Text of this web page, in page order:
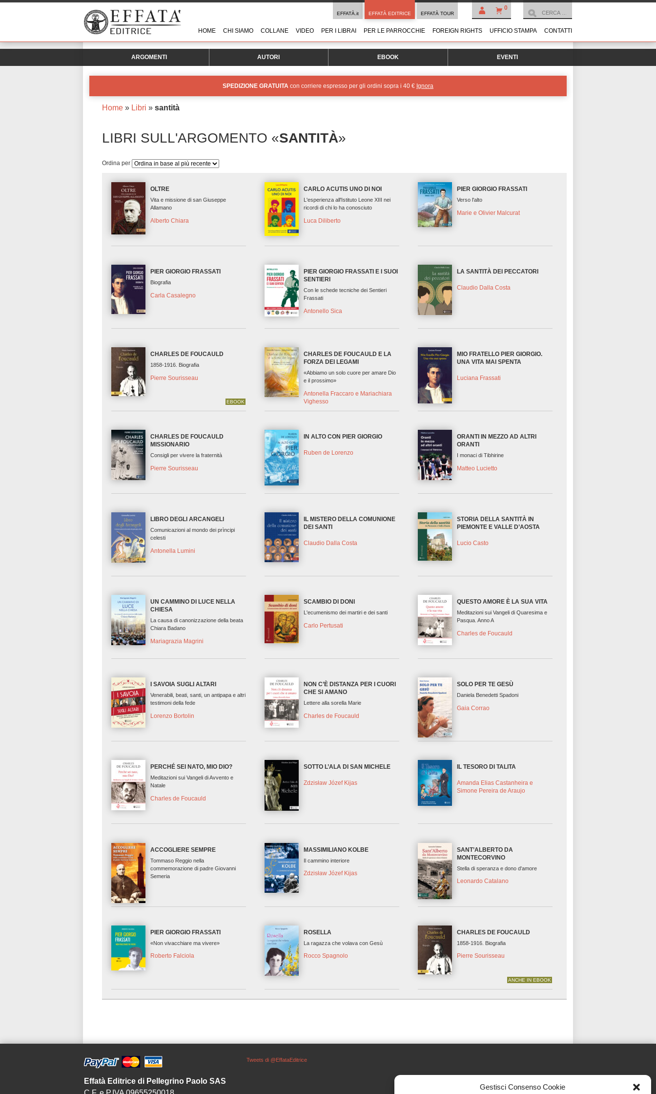
Gestisci Consenso Cookie
0
EFFATÀ.it EFFATÀ EDITRICE EFFATÀ TOUR
HOME CHI SIAMO COLLANE VIDEO PER I LIBRAI PER LE PARROCCHIE FOREIGN RIGHTS UFFICIO STAMPA CONTATTI
ARGOMENTI AUTORI EBOOK EVENTI
SPEDIZIONE GRATUITA con corriere espresso per gli ordini sopra i 40 € Ignora
Home » Libri » santità
LIBRI SULL'ARGOMENTO «SANTITÀ»
Ordina per
OLTRE
Vita e missione di san Giuseppe
Allamano
Alberto Chiara
CARLO ACUTIS UNO DI NOI
L'esperienza all'Istituto Leone XIII nei
ricordi di chi lo ha conosciuto
Luca Diliberto
PIER GIORGIO FRASSATI
Verso l'alto
Marie e Olivier Malcurat
PIER GIORGIO FRASSATI
Biografia
Carla Casalegno
PIER GIORGIO FRASSATI E I SUOI
SENTIERI
Con le schede tecniche dei Sentieri
Frassati
Antonello Sica
LA SANTITÀ DEI PECCATORI
Claudio Dalla Costa
CHARLES DE FOUCAULD
1858-1916. Biografia
Pierre Sourisseau
EBOOK
CHARLES DE FOUCAULD E LA
FORZA DEI LEGAMI
«Abbiamo un solo cuore per amare Dio
e il prossimo»
Antonella Fraccaro e Mariachiara
Vighesso
MIO FRATELLO PIER GIORGIO.
UNA VITA MAI SPENTA
Luciana Frassati
CHARLES DE FOUCAULD
MISSIONARIO
Consigli per vivere la fraternità
Pierre Sourisseau
IN ALTO CON PIER GIORGIO
Ruben de Lorenzo
ORANTI IN MEZZO AD ALTRI
ORANTI
I monaci di Tibhirine
Matteo Lucietto
LIBRO DEGLI ARCANGELI
Comunicazioni al mondo dei prìncipi
celesti
Antonella Lumini
IL MISTERO DELLA COMUNIONE
DEI SANTI
Claudio Dalla Costa
STORIA DELLA SANTITÀ IN
PIEMONTE E VALLE D’AOSTA
Lucio Casto
UN CAMMINO DI LUCE NELLA
CHIESA
La causa di canonizzazione della beata
Chiara Badano
Mariagrazia Magrini
SCAMBIO DI DONI
L'ecumenismo dei martiri e dei santi
Carlo Pertusati
QUESTO AMORE È LA SUA VITA
Meditazioni sui Vangeli di Quaresima e
Pasqua. Anno A
Charles de Foucauld
I SAVOIA SUGLI ALTARI
Venerabili, beati, santi, un antipapa e altri
testimoni della fede
Lorenzo Bortolin
NON C’È DISTANZA PER I CUORI
CHE SI AMANO
Lettere alla sorella Marie
Charles de Foucauld
SOLO PER TE GESÙ
Daniela Benedetti Spadoni
Gaia Corrao
PERCHÉ SEI NATO, MIO DIO?
Meditazioni sui Vangeli di Avvento e
Natale
Charles de Foucauld
SOTTO L’ALA DI SAN MICHELE
Zdzisław Józef Kijas
IL TESORO DI TALITA
Amanda Elias Castanheira e
Simone Pereira de Araujo
ACCOGLIERE SEMPRE
Tommaso Reggio nella
commemorazione di padre Giovanni
Semeria
MASSIMILIANO KOLBE
Il cammino interiore
Zdzisław Józef Kijas
SANT’ALBERTO DA
MONTECORVINO
Stella di speranza e dono d'amore
Leonardo Catalano
PIER GIORGIO FRASSATI
«Non vivacchiare ma vivere»
Roberto Falciola
ROSELLA
La ragazza che volava con Gesù
Rocco Spagnolo
CHARLES DE FOUCAULD
1858-1916. Biografia
Pierre Sourisseau
ANCHE IN EBOOK
Effatà Editrice di Pellegrino Paolo SAS
Tweets di @EffataEditrice